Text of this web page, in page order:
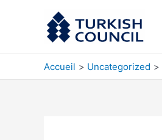
Accueil Uncategorized